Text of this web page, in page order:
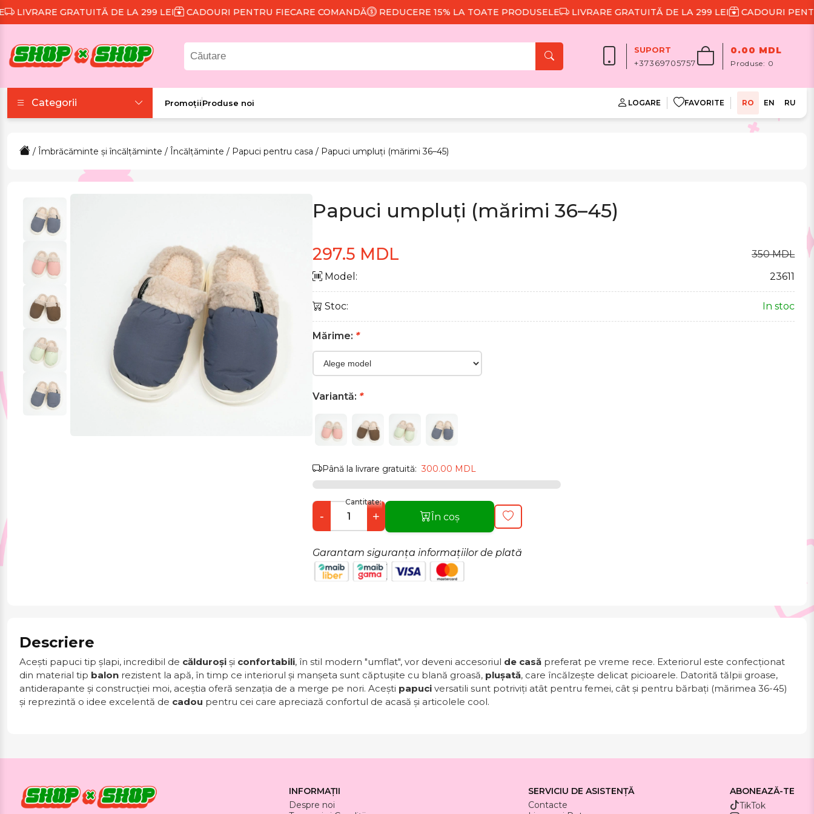
GRATUITĂ DE LA 299 LEI CADOURI PENTRU FIECARE COMANDĂ REDUCERE 15% LA TOATE PRODUSELE LIVRARE GRATUITĂ DE LA 299 LEI CADOURI PENTRU
SUPORT
+37369705757
0.00 MDL
Produse: 0
Categorii
Colecții tematice
Îmbrăcăminte și
încălțăminte
Papetărie
Pentru mâncare și
băutura
Produse pentru
PromoțiiProduse noi LOGARE FAVORITE RO EN RU
/ Îmbrăcăminte și încălțăminte / Încălțăminte / Papuci pentru casa / Papuci umpluți (mărimi 36–45)
Papuci umpluți (mărimi 36–45)
297.5 MDL
350 MDL
Model:
23611
Stoc: In stoc
Mărime: *
Variantă: *
Până la livrare gratuită:300.00 MDL
Cantitate:
- + În coș
Garantam siguranța informațiilor de plată
Descriere
Acești papuci tip șlapi, incredibil de călduroși și confortabili, în stil modern "umflat", vor deveni accesoriul de casă preferat pe vreme rece. Exteriorul este confecționat
din material tip balon rezistent la apă, în timp ce interiorul și manșeta sunt căptușite cu blană groasă, plușată, care încălzește delicat picioarele. Datorită tălpii groase,
antiderapante și construcției moi, aceștia oferă senzația de a merge pe nori. Acești papuci versatili sunt potriviți atât pentru femei, cât și pentru bărbați (mărimea 36-45)
și reprezintă o idee excelentă de cadou pentru cei care apreciază confortul de acasă și articolele cool.
INFORMAȚII
Despre noi
SERVICIU DE ASISTENȚĂ
Contacte
ABONEAZĂ-TE
TikTok